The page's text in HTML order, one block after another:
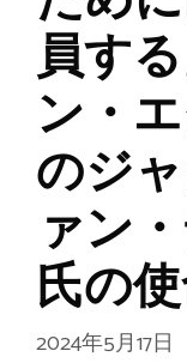
員す
ン・
のジ
ァン
氏の
2024年5月17日